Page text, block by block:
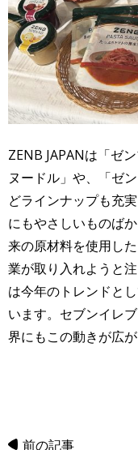
ZENB JAPANは「ゼ
ヌードル」や、「ゼ
どラインナップも充
にもやさしいものば
来の原材料を使用し
業が取り入れようと
は今年のトレンドと
います。セブンイレ
界にもこの動きが広
前の記事